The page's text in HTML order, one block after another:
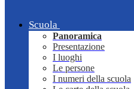
Scuola
Panoramica
Presentazione
I luoghi
Le persone
I numeri della scuola